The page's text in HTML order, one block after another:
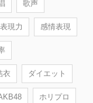
歌声
表現力 感情表現
衣 ダイエット
ホリプロ